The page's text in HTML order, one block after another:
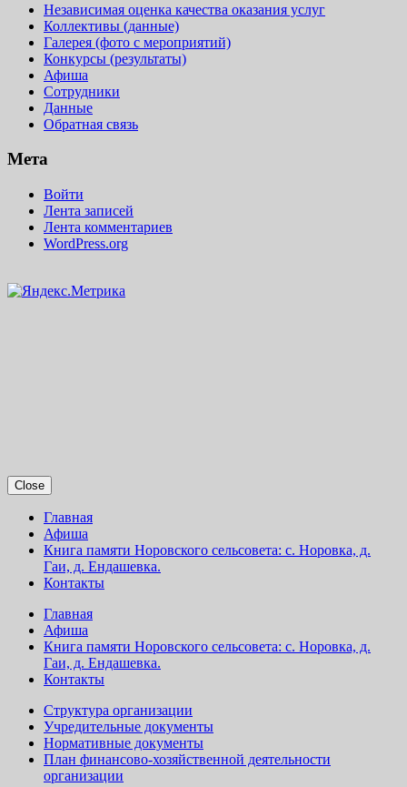
Независимая оценка качества оказания услуг
Коллективы (данные)
Галерея (фото с мероприятий)
Конкурсы (результаты)
Афиша
Сотрудники
Данные
Обратная связь
Мета
Войти
Лента записей
Лента комментариев
WordPress.org
Close
Главная
Афиша
Книга памяти Норовского сельсовета: с. Норовка, д.
Гаи, д. Ендашевка.
Контакты
Главная
Афиша
Книга памяти Норовского сельсовета: с. Норовка, д.
Гаи, д. Ендашевка.
Контакты
Структура организации
Учредительные документы
Нормативные документы
План финансово-хозяйственной деятельности
организации